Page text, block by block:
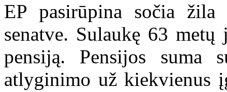
EP pasirūpina sočia
senatve. Sulaukę 63
pensiją. Pensijos suma
atlyginimo už kiekvienus